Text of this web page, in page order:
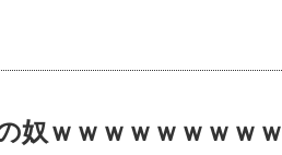
奴ｗｗｗｗｗｗｗｗｗ